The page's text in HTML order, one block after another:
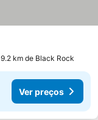
km de Black Rock
Ver preços